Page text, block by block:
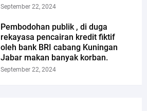
September 22, 2024
Pembodohan publik , di duga
rekayasa pencairan kredit fiktif
oleh bank BRI cabang Kuningan
Jabar makan banyak korban.
September 22, 2024